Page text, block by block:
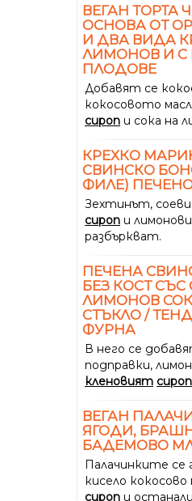
ВЕГАН ТОРТА
ОСНОВА ОТ
И ДВА ВИДА
ЛИМОНОВ И С
ПЛОДОВЕ
Добавят се
кокосовото
сироп и сока на
КРЕХКО
СВИНСКО
ФИЛЕ)
Зехтинът,
сироп и
разбъркват.
ПЕЧЕНА
БЕЗ КОСТ
ЛИМОНОВ
СТЪКЛО /
ФУРНА
В него се
подправки,
кленовият сироп
ВЕГАН
ЯГОДИ,
БАДЕМОВО
Палачинките се
кисело кокосово
сироп и